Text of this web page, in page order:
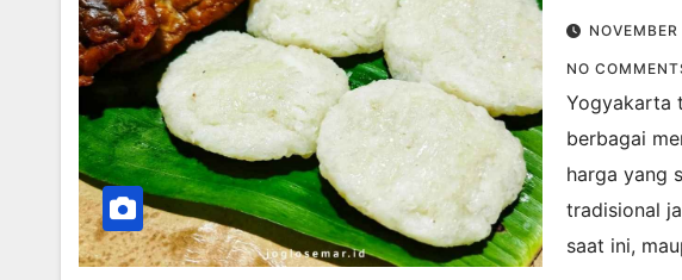
NO
Yogyakarta
berbagai
harga yang
tradisional
saat ini,